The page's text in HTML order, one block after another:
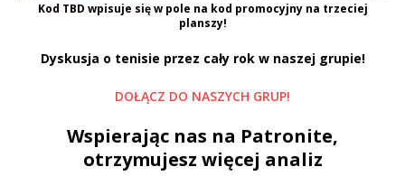
Kod TBD wpisuje się w pole na kod promocyjny na trzeciej
planszy!
Dyskusja o tenisie przez cały rok w naszej grupie!
DOŁĄCZ DO NASZYCH GRUP!
Wspierając nas na Patronite,
otrzymujesz więcej analiz